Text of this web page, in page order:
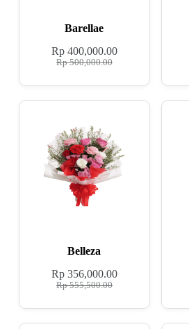
Barellae
Rp500,000.00
Rp400,000.00
Belleza
Rp555,500.00
Rp356,000.00